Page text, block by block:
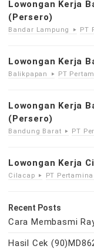
Lowongan Kerja
(Persero)
Bandar Lampung PT
Lowongan Kerja
Balikpapan PT
Lowongan Kerja
(Persero)
Bandung Barat PT
Lowongan Kerja
Cilacap PT Pertamina
Recent Posts
Cara Membasmi
Hasil Cek